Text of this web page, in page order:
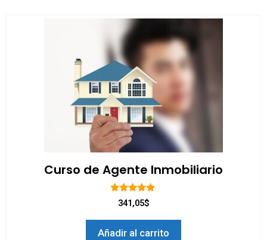
Curso de Agente Inmobiliario
5.00
de 5
341,05$
Añadir al carrito